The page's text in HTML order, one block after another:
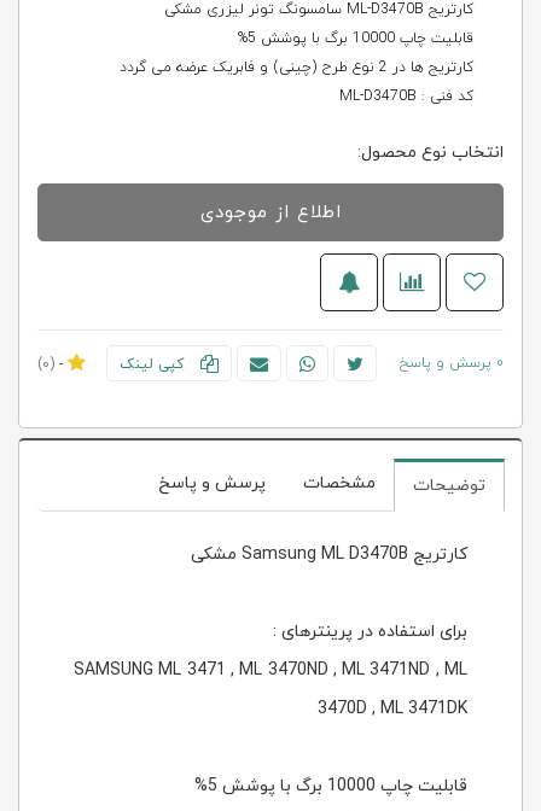
کارتریج ML-D3470B سامسونگ تونر لیزری مشکی
قابلیت چاپ 10000 برگ با پوشش 5%
کارتریج ها در 2 نوع طرح (چینی) و فابریک عرضه می گردد
کد فنی : ML-D3470B
انتخاب نوع محصول:
اطلاع از موجودی
0 پرسش و پاسخ کپی لینک -
(0)
توضیحات مشخصات پرسش و پاسخ
کارتریج Samsung ML D3470B مشکی
برای استفاده در پرینترهای :
SAMSUNG ML 3471 , ML 3470ND , ML 3471ND , ML
3470D , ML 3471DK
قابلیت چاپ 10000 برگ با پوشش 5%